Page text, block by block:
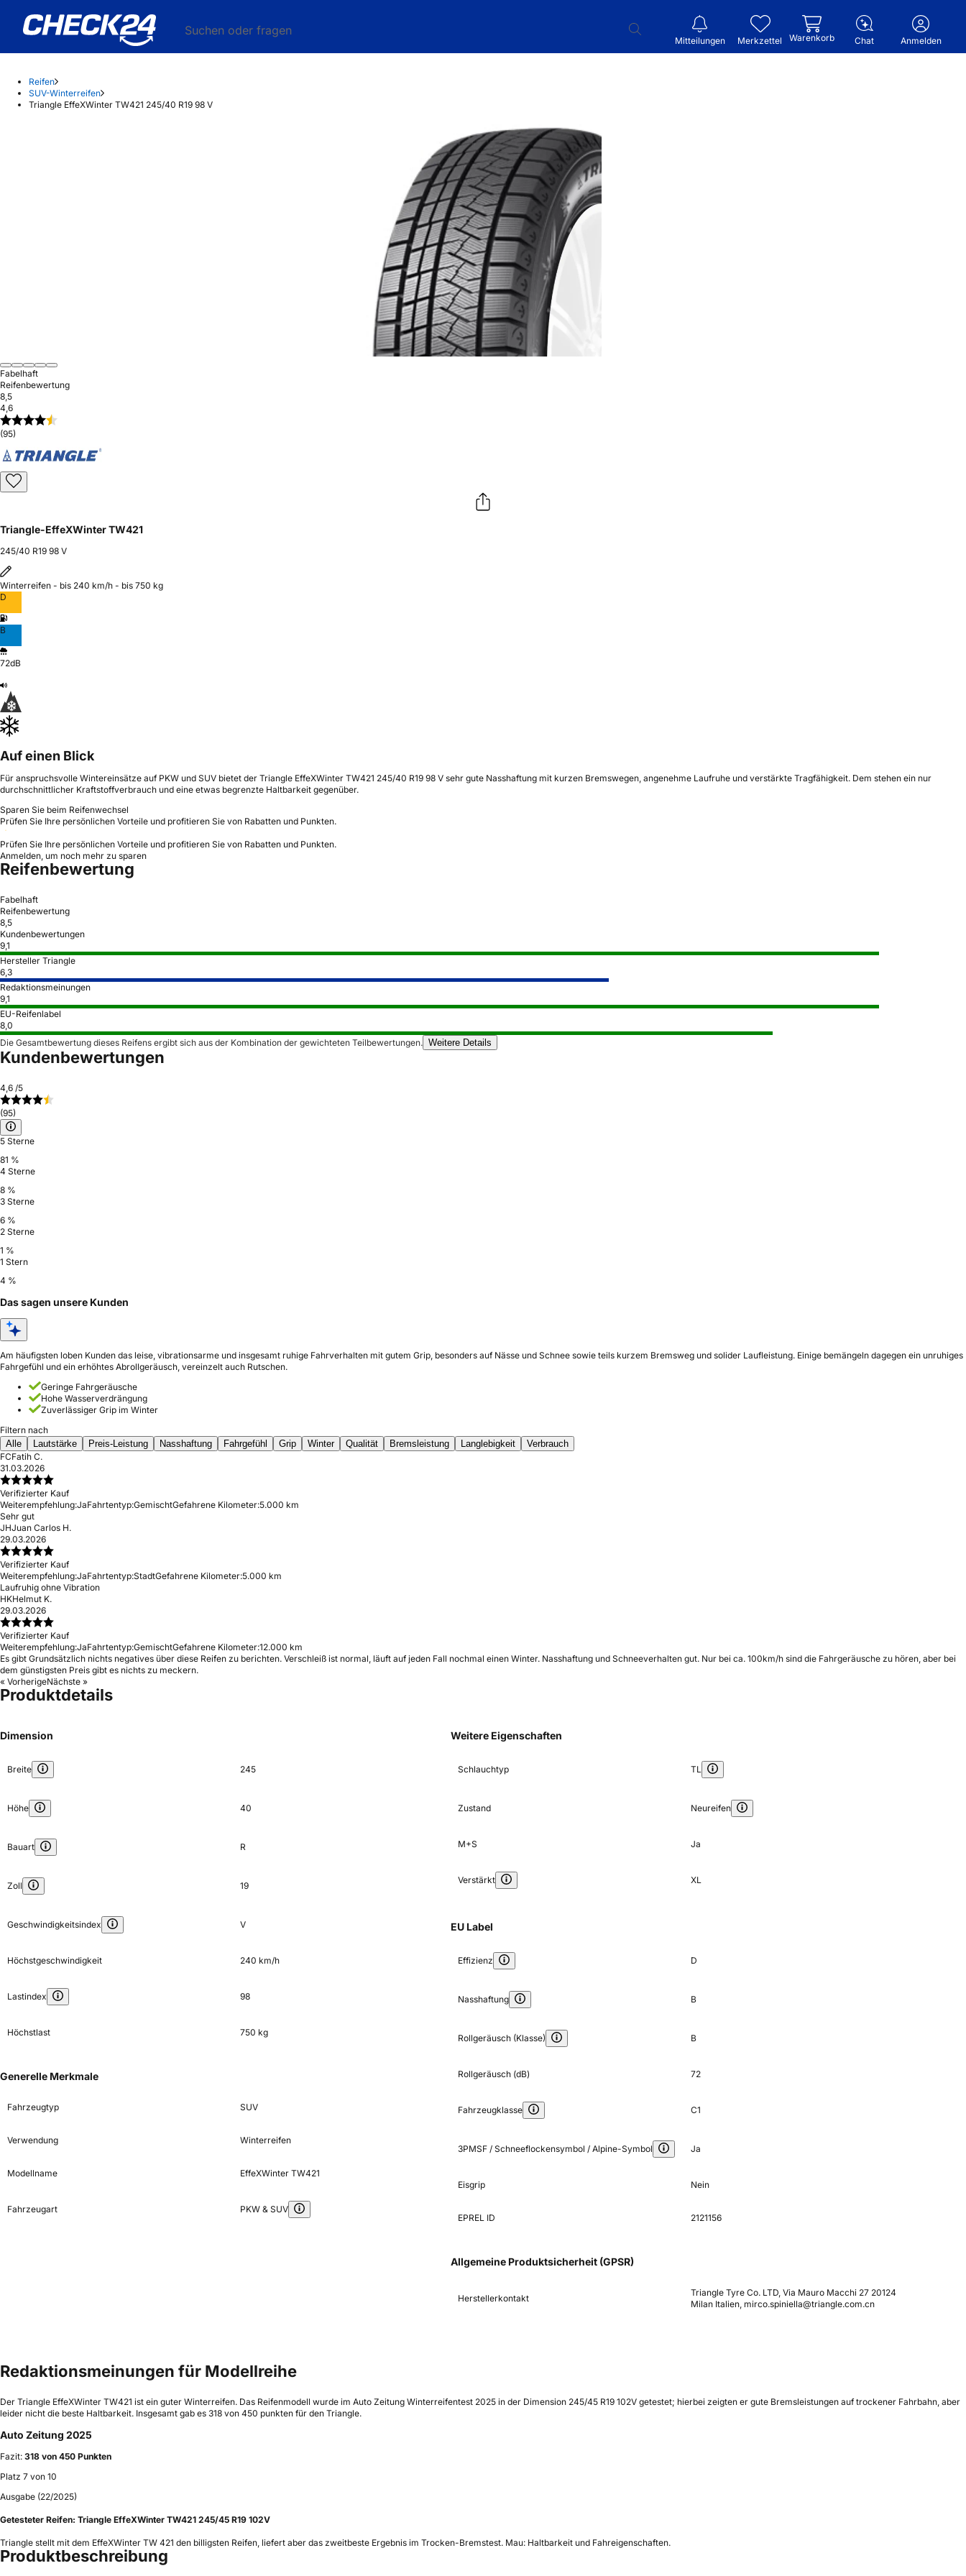
Suchen oder fragen
Mitteilungen Merkzettel Warenkorb Chat Anmelden
Reifen
SUV-Winterreifen
Triangle EffeXWinter TW421 245/40 R19 98 V
Fabelhaft
Reifenbewertung
8,5
4,6
(95)
Triangle-EffeXWinter TW421
245/40 R19 98 V
Winterreifen - bis 240 km/h - bis 750 kg
D
B
72dB
Auf einen Blick
Für anspruchsvolle Wintereinsätze auf PKW und SUV bietet der Triangle EffeXWinter TW421 245/40 R19 98 V sehr gute Nasshaftung mit kurzen Bremswegen, angenehme Laufruhe und verstärkte Tragfähigkeit. Dem stehen ein nur
durchschnittlicher Kraftstoffverbrauch und eine etwas begrenzte Haltbarkeit gegenüber.
Sparen Sie beim Reifenwechsel
Prüfen Sie Ihre persönlichen Vorteile und profitieren Sie von Rabatten und Punkten.
Prüfen Sie Ihre persönlichen Vorteile und profitieren Sie von Rabatten und Punkten.
Anmelden, um noch mehr zu sparen
Reifenbewertung
Fabelhaft
Reifenbewertung
8,5
Kundenbewertungen
9,1
Hersteller Triangle
6,3
Redaktionsmeinungen
9,1
EU-Reifenlabel
8,0
Die Gesamtbewertung dieses Reifens ergibt sich aus der Kombination der gewichteten Teilbewertungen. Weitere Details
Kundenbewertungen
4,6 /5
(95)
5 Sterne
81 %
4 Sterne
8 %
3 Sterne
6 %
2 Sterne
1 %
1 Stern
4 %
Das sagen unsere Kunden
Am häufigsten loben Kunden das leise, vibrationsarme und insgesamt ruhige Fahrverhalten mit gutem Grip, besonders auf Nässe und Schnee sowie teils kurzem Bremsweg und solider Laufleistung. Einige bemängeln dagegen ein unruhiges
Fahrgefühl und ein erhöhtes Abrollgeräusch, vereinzelt auch Rutschen.
Geringe Fahrgeräusche
Hohe Wasserverdrängung
Zuverlässiger Grip im Winter
Filtern nach
Alle
Lautstärke Preis-Leistung Nasshaftung Fahrgefühl Grip Winter Qualität Bremsleistung Langlebigkeit
Verbrauch
FCFatih C.
31.03.2026
Verifizierter Kauf
Weiterempfehlung:JaFahrtentyp:GemischtGefahrene Kilometer:5.000 km
Sehr gut
JHJuan Carlos H.
29.03.2026
Verifizierter Kauf
Weiterempfehlung:JaFahrtentyp:StadtGefahrene Kilometer:5.000 km
Laufruhig ohne Vibration
HKHelmut K.
29.03.2026
Verifizierter Kauf
Weiterempfehlung:JaFahrtentyp:GemischtGefahrene Kilometer:12.000 km
Es gibt Grundsätzlich nichts negatives über diese Reifen zu berichten. Verschleiß ist normal, läuft auf jeden Fall nochmal einen Winter. Nasshaftung und Schneeverhalten gut. Nur bei ca. 100km/h sind die Fahrgeräusche zu hören, aber bei
dem günstigsten Preis gibt es nichts zu meckern.
« VorherigeNächste »
Produktdetails
Dimension
Breite 245
Höhe 40
Bauart R
Zoll 19
Geschwindigkeitsindex V
Höchstgeschwindigkeit 240 km/h
Lastindex 98
Höchstlast 750 kg
Generelle Merkmale
Fahrzeugtyp SUV
Verwendung Winterreifen
Modellname EffeXWinter TW421
Fahrzeugart PKW & SUV
Weitere Eigenschaften
Schlauchtyp TL
Zustand Neureifen
M+S Ja
Verstärkt XL
EU Label
Effizienz D
Nasshaftung B
Rollgeräusch (Klasse) B
Rollgeräusch (dB) 72
Fahrzeugklasse C1
3PMSF / Schneeflockensymbol / Alpine-Symbol Ja
Eisgrip Nein
EPREL ID 2121156
Allgemeine Produktsicherheit (GPSR)
Herstellerkontakt
Triangle Tyre Co. LTD, Via Mauro Macchi 27 20124
Milan Italien, mirco.spiniella@triangle.com.cn
Redaktionsmeinungen für Modellreihe
Der Triangle EffeXWinter TW421 ist ein guter Winterreifen. Das Reifenmodell wurde im Auto Zeitung Winterreifentest 2025 in der Dimension 245/45 R19 102V getestet; hierbei zeigten er gute Bremsleistungen auf trockener Fahrbahn, aber
leider nicht die beste Haltbarkeit. Insgesamt gab es 318 von 450 punkten für den Triangle.
Auto Zeitung 2025
Fazit: 318 von 450 Punkten
Platz 7 von 10
Ausgabe (22/2025)
Getesteter Reifen: Triangle EffeXWinter TW421 245/45 R19 102V
Triangle stellt mit dem EffeXWinter TW 421 den billigsten Reifen, liefert aber das zweitbeste Ergebnis im Trocken-Bremstest. Mau: Haltbarkeit und Fahreigenschaften.
Produktbeschreibung